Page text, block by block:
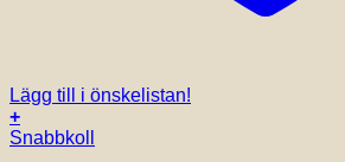
Lägg till i önskelistan!
+
Snabbkoll